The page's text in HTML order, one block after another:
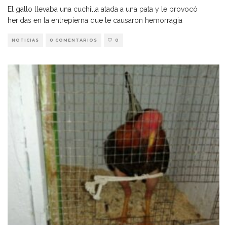
El gallo llevaba una cuchilla atada a una pata y le provocó
heridas en la entrepierna que le causaron hemorragia
NOTICIAS 0 COMENTARIOS 0